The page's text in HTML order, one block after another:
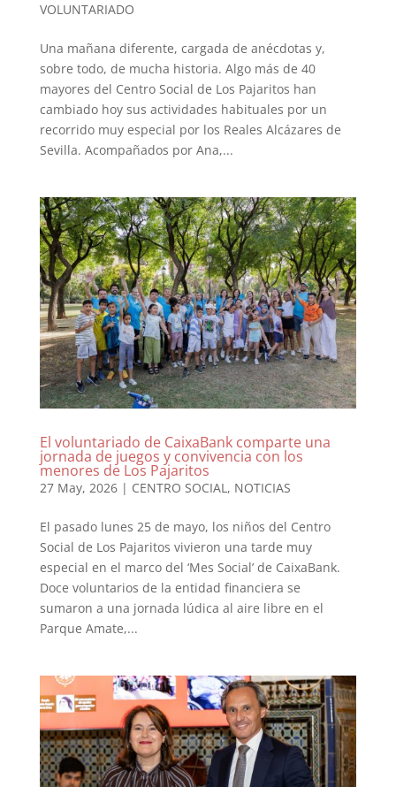
VOLUNTARIADO
Una mañana diferente, cargada de anécdotas y,
sobre todo, de mucha historia. Algo más de 40
mayores del Centro Social de Los Pajaritos han
cambiado hoy sus actividades habituales por un
recorrido muy especial por los Reales Alcázares de
Sevilla. Acompañados por Ana,...
El voluntariado de CaixaBank comparte una
jornada de juegos y convivencia con los
menores de Los Pajaritos
27 May, 2026| CENTRO SOCIAL, NOTICIAS
El pasado lunes 25 de mayo, los niños del Centro
Social de Los Pajaritos vivieron una tarde muy
especial en el marco del ‘Mes Social’ de CaixaBank.
Doce voluntarios de la entidad financiera se
sumaron a una jornada lúdica al aire libre en el
Parque Amate,...